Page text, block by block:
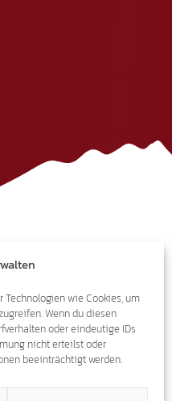
wie Cookies, um
Wenn du diesen
oder eindeutige IDs
nicht erteilst oder
beeinträchtigt werden.